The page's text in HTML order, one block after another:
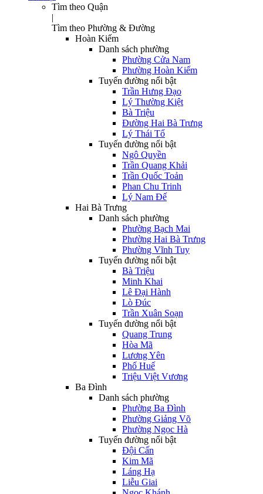
Tìm theo Quận
|
Tìm theo Phường & Đường
Hoàn Kiếm
Danh sách phường
Phường Cửa Nam
Phường Hoàn Kiếm
Tuyến đường nổi bật
Trần Hưng Đạo
Lý Thường Kiệt
Bà Triệu
Đường Hai Bà Trưng
Lý Thái Tổ
Tuyến đường nổi bật
Ngô Quyền
Trần Quang Khải
Trần Quốc Toản
Phan Chu Trinh
Lý Nam Đế
Hai Bà Trưng
Danh sách phường
Phường Bạch Mai
Phường Hai Bà Trưng
Phường Vĩnh Tuy
Tuyến đường nổi bật
Bà Triệu
Minh Khai
Lê Đại Hành
Lò Đúc
Trần Xuân Soạn
Tuyến đường nổi bật
Quang Trung
Hòa Mã
Lương Yên
Phố Huế
Triệu Việt Vương
Ba Đình
Danh sách phường
Phường Ba Đình
Phường Giảng Võ
Phường Ngọc Hà
Tuyến đường nổi bật
Đội Cấn
Kim Mã
Láng Hạ
Liễu Giai